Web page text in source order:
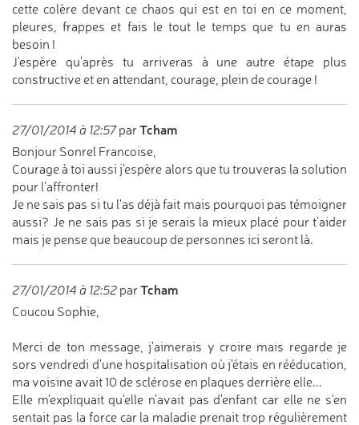
cette colère devant ce chaos qui est en toi en ce moment,
pleures, frappes et fais le tout le temps que tu en auras
besoin !
J'espère qu'après tu arriveras à une autre étape plus
constructive et en attendant, courage, plein de courage !
27/01/2014 à 12:57par Tcham
Bonjour Sonrel Francoise,
Courage à toi aussi j'espère alors que tu trouveras la solution
pour l'affronter!
Je ne sais pas si tu l'as déjà fait mais pourquoi pas témoigner
aussi? Je ne sais pas si je serais la mieux placé pour t'aider
mais je pense que beaucoup de personnes ici seront là.
27/01/2014 à 12:52 par Tcham
Coucou Sophie,
Merci de ton message, j'aimerais y croire mais regarde je
sors vendredi d'une hospitalisation où j'étais en rééducation,
ma voisine avait 10 de sclérose en plaques derrière elle...
Elle m'expliquait qu'elle n'avait pas d'enfant car elle ne s'en
sentait pas la force car la maladie prenait trop régulièrement